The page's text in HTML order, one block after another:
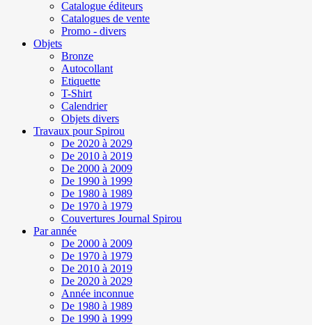
Catalogue éditeurs
Catalogues de vente
Promo - divers
Objets
Bronze
Autocollant
Etiquette
T-Shirt
Calendrier
Objets divers
Travaux pour Spirou
De 2020 à 2029
De 2010 à 2019
De 2000 à 2009
De 1990 à 1999
De 1980 à 1989
De 1970 à 1979
Couvertures Journal Spirou
Par année
De 2000 à 2009
De 1970 à 1979
De 2010 à 2019
De 2020 à 2029
Année inconnue
De 1980 à 1989
De 1990 à 1999